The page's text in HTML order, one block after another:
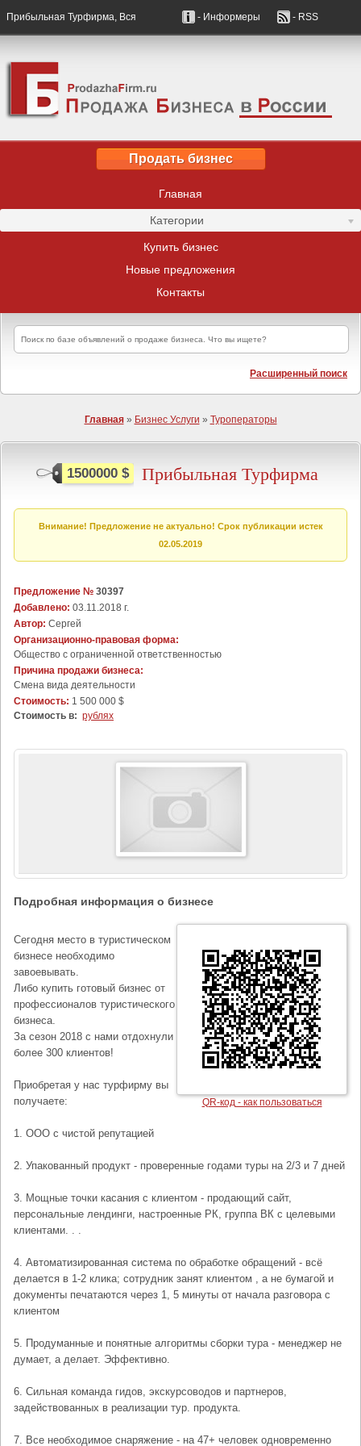
Прибыльная Турфирма, Вся - Информеры - RSS
Продать бизнес
Главная
Категории
Купить бизнес
Новые предложения
Контакты
Расширенный поиск
Главная» Бизнес Услуги » Туроператоры
1500000 $ Прибыльная Турфирма
Внимание! Предложение не актуально! Срок публикации истек
02.05.2019
Предложение № 30397
Добавлено: 03.11.2018 г.
Автор: Сергей
Организационно-правовая форма:
Общество с ограниченной ответственностью
Причина продажи бизнеса:
Cмена вида деятельности
Стоимость: 1 500 000 $
Стоимость в: рублях
Подробная информация о бизнесе
QR-код - как пользоваться
Сегодня место в туристическом
бизнесе необходимо
завоевывать.
Либо купить готовый бизнес от
профессионалов туристического
бизнеса.
За сезон 2018 с нами отдохнули
более 300 клиентов!
Приобретая у нас турфирму вы
получаете:
1. ООО с чистой репутацией
2. Упакованный продукт - проверенные годами туры на 2/3 и 7 дней
3. Мощные точки касания с клиентом - продающий сайт,
персональные лендинги, настроенные РК, группа ВК с целевыми
клиентами. . .
4. Автоматизированная система по обработке обращений - всё
делается в 1-2 клика; сотрудник занят клиентом , а не бумагой и
документы печатаются через 1, 5 минуты от начала разговора с
клиентом
5. Продуманные и понятные алгоритмы сборки тура - менеджер не
думает, а делает. Эффективно.
6. Сильная команда гидов, экскурсоводов и партнеров,
задействованных в реализации тур. продукта.
7. Все необходимое снаряжение - на 47+ человек одновременно